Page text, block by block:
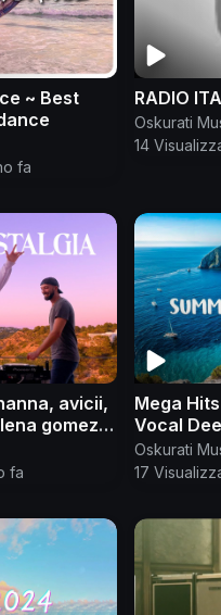
~ Best
fa
RADIO
Oskurati
14
avicii,
gomez,
fa
Mega
Vocal
🌱
Oskurati
17